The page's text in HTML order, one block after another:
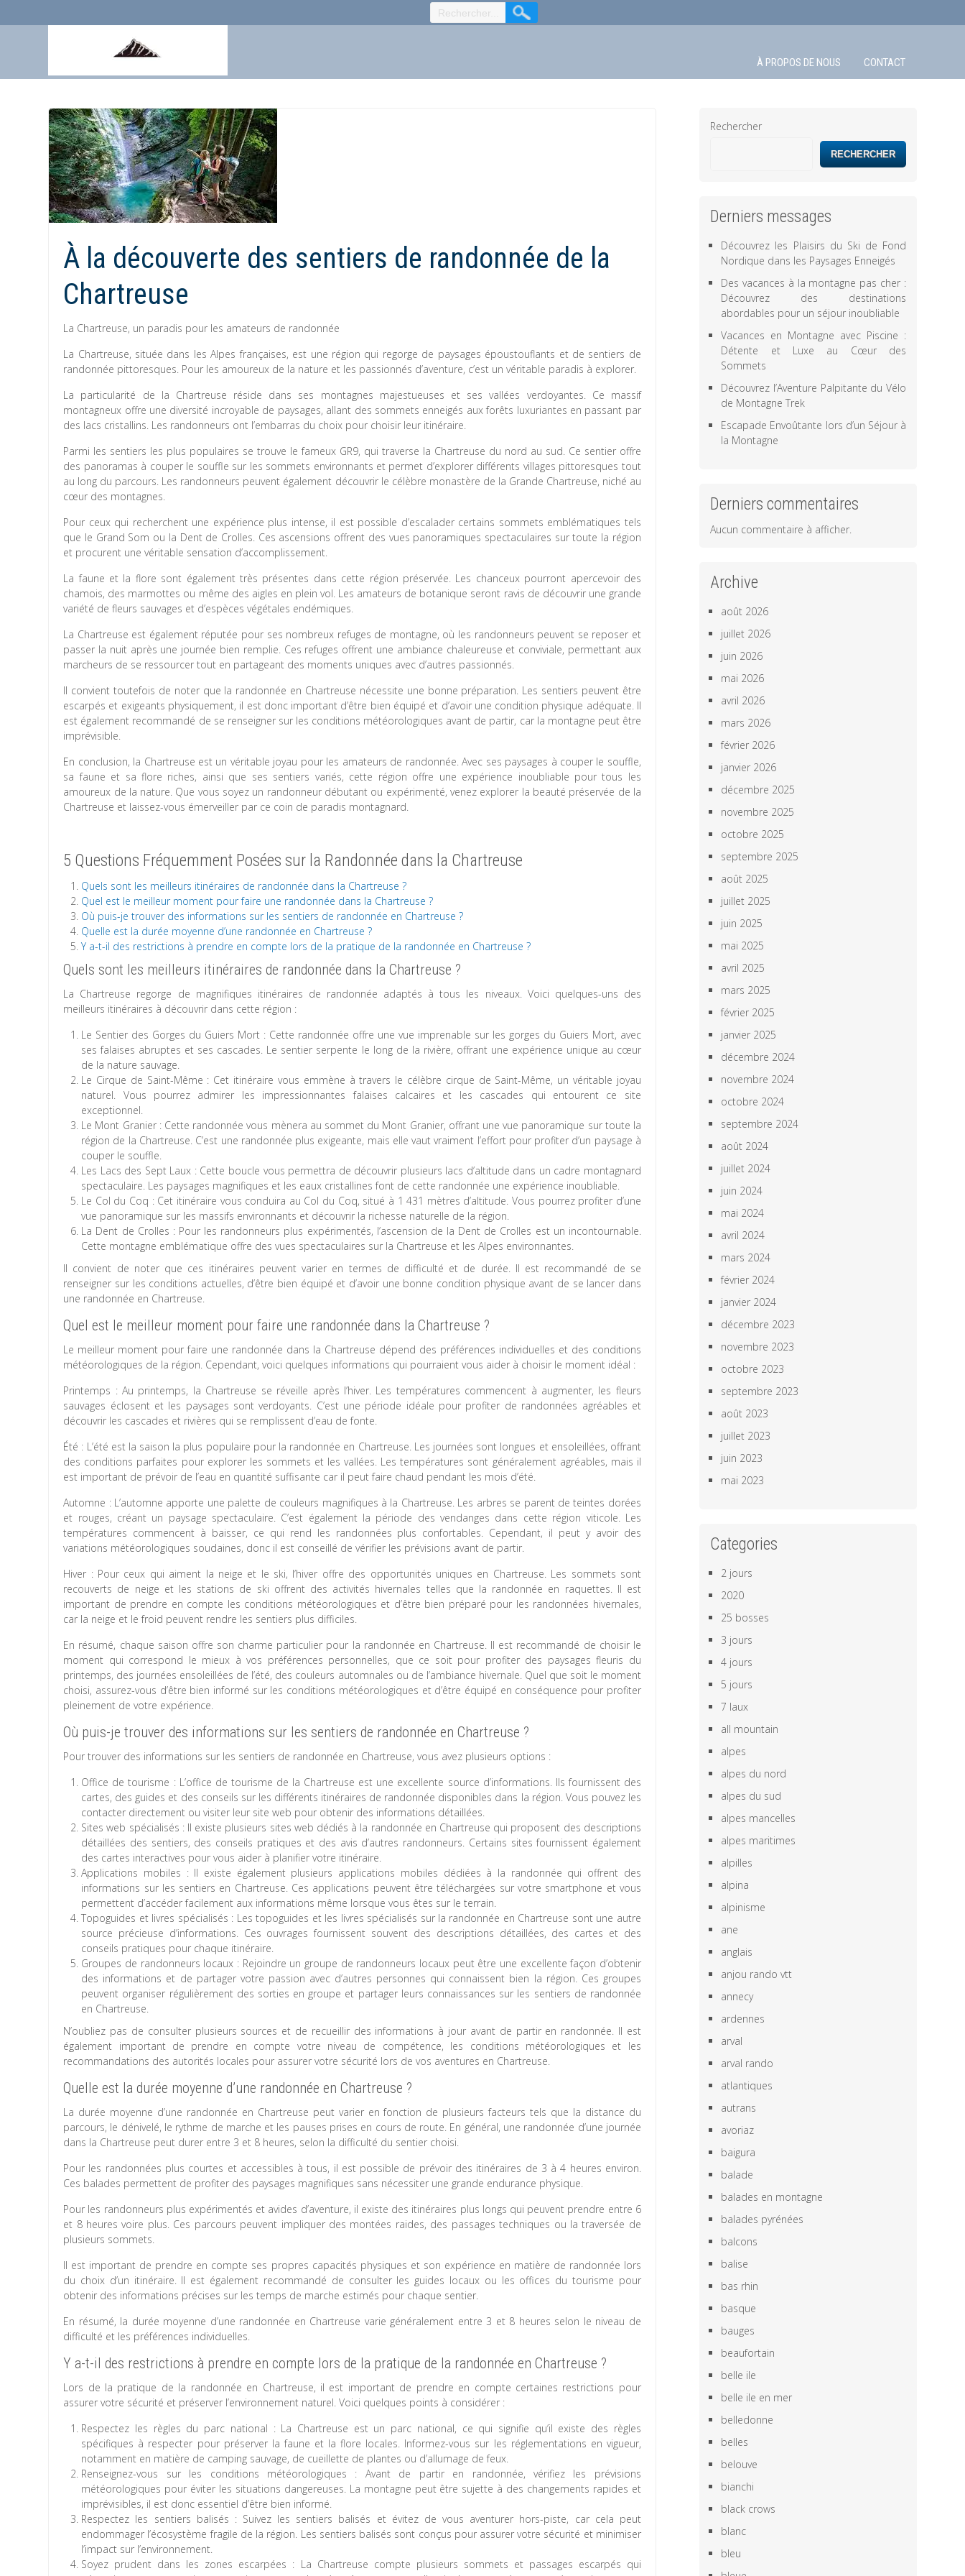
À PROPOS DE NOUS CONTACT
À la découverte des sentiers de randonnée de la
Chartreuse
La Chartreuse, un paradis pour les amateurs de randonnée
La Chartreuse, située dans les Alpes françaises, est une région qui regorge de paysages époustouflants et de sentiers de
randonnée pittoresques. Pour les amoureux de la nature et les passionnés d’aventure, c’est un véritable paradis à explorer.
La particularité de la Chartreuse réside dans ses montagnes majestueuses et ses vallées verdoyantes. Ce massif
montagneux offre une diversité incroyable de paysages, allant des sommets enneigés aux forêts luxuriantes en passant par
des lacs cristallins. Les randonneurs ont l’embarras du choix pour choisir leur itinéraire.
Parmi les sentiers les plus populaires se trouve le fameux GR9, qui traverse la Chartreuse du nord au sud. Ce sentier offre
des panoramas à couper le souffle sur les sommets environnants et permet d’explorer différents villages pittoresques tout
au long du parcours. Les randonneurs peuvent également découvrir le célèbre monastère de la Grande Chartreuse, niché au
cœur des montagnes.
Pour ceux qui recherchent une expérience plus intense, il est possible d’escalader certains sommets emblématiques tels
que le Grand Som ou la Dent de Crolles. Ces ascensions offrent des vues panoramiques spectaculaires sur toute la région
et procurent une véritable sensation d’accomplissement.
La faune et la flore sont également très présentes dans cette région préservée. Les chanceux pourront apercevoir des
chamois, des marmottes ou même des aigles en plein vol. Les amateurs de botanique seront ravis de découvrir une grande
variété de fleurs sauvages et d’espèces végétales endémiques.
La Chartreuse est également réputée pour ses nombreux refuges de montagne, où les randonneurs peuvent se reposer et
passer la nuit après une journée bien remplie. Ces refuges offrent une ambiance chaleureuse et conviviale, permettant aux
marcheurs de se ressourcer tout en partageant des moments uniques avec d’autres passionnés.
Il convient toutefois de noter que la randonnée en Chartreuse nécessite une bonne préparation. Les sentiers peuvent être
escarpés et exigeants physiquement, il est donc important d’être bien équipé et d’avoir une condition physique adéquate. Il
est également recommandé de se renseigner sur les conditions météorologiques avant de partir, car la montagne peut être
imprévisible.
En conclusion, la Chartreuse est un véritable joyau pour les amateurs de randonnée. Avec ses paysages à couper le souffle,
sa faune et sa flore riches, ainsi que ses sentiers variés, cette région offre une expérience inoubliable pour tous les
amoureux de la nature. Que vous soyez un randonneur débutant ou expérimenté, venez explorer la beauté préservée de la
Chartreuse et laissez-vous émerveiller par ce coin de paradis montagnard.
5 Questions Fréquemment Posées sur la Randonnée dans la Chartreuse
Quels sont les meilleurs itinéraires de randonnée dans la Chartreuse ?
Quel est le meilleur moment pour faire une randonnée dans la Chartreuse ?
Où puis-je trouver des informations sur les sentiers de randonnée en Chartreuse ?
Quelle est la durée moyenne d’une randonnée en Chartreuse ?
Y a-t-il des restrictions à prendre en compte lors de la pratique de la randonnée en Chartreuse ?
Quels sont les meilleurs itinéraires de randonnée dans la Chartreuse ?
La Chartreuse regorge de magnifiques itinéraires de randonnée adaptés à tous les niveaux. Voici quelques-uns des
meilleurs itinéraires à découvrir dans cette région :
Le Sentier des Gorges du Guiers Mort : Cette randonnée offre une vue imprenable sur les gorges du Guiers Mort, avec
ses falaises abruptes et ses cascades. Le sentier serpente le long de la rivière, offrant une expérience unique au cœur
de la nature sauvage.
Le Cirque de Saint-Même : Cet itinéraire vous emmène à travers le célèbre cirque de Saint-Même, un véritable joyau
naturel. Vous pourrez admirer les impressionnantes falaises calcaires et les cascades qui entourent ce site
exceptionnel.
Le Mont Granier : Cette randonnée vous mènera au sommet du Mont Granier, offrant une vue panoramique sur toute la
région de la Chartreuse. C’est une randonnée plus exigeante, mais elle vaut vraiment l’effort pour profiter d’un paysage à
couper le souffle.
Les Lacs des Sept Laux : Cette boucle vous permettra de découvrir plusieurs lacs d’altitude dans un cadre montagnard
spectaculaire. Les paysages magnifiques et les eaux cristallines font de cette randonnée une expérience inoubliable.
Le Col du Coq : Cet itinéraire vous conduira au Col du Coq, situé à 1 431 mètres d’altitude. Vous pourrez profiter d’une
vue panoramique sur les massifs environnants et découvrir la richesse naturelle de la région.
La Dent de Crolles : Pour les randonneurs plus expérimentés, l’ascension de la Dent de Crolles est un incontournable.
Cette montagne emblématique offre des vues spectaculaires sur la Chartreuse et les Alpes environnantes.
Il convient de noter que ces itinéraires peuvent varier en termes de difficulté et de durée. Il est recommandé de se
renseigner sur les conditions actuelles, d’être bien équipé et d’avoir une bonne condition physique avant de se lancer dans
une randonnée en Chartreuse.
Quel est le meilleur moment pour faire une randonnée dans la Chartreuse ?
Le meilleur moment pour faire une randonnée dans la Chartreuse dépend des préférences individuelles et des conditions
météorologiques de la région. Cependant, voici quelques informations qui pourraient vous aider à choisir le moment idéal :
Printemps : Au printemps, la Chartreuse se réveille après l’hiver. Les températures commencent à augmenter, les fleurs
sauvages éclosent et les paysages sont verdoyants. C’est une période idéale pour profiter de randonnées agréables et
découvrir les cascades et rivières qui se remplissent d’eau de fonte.
Été : L’été est la saison la plus populaire pour la randonnée en Chartreuse. Les journées sont longues et ensoleillées, offrant
des conditions parfaites pour explorer les sommets et les vallées. Les températures sont généralement agréables, mais il
est important de prévoir de l’eau en quantité suffisante car il peut faire chaud pendant les mois d’été.
Automne : L’automne apporte une palette de couleurs magnifiques à la Chartreuse. Les arbres se parent de teintes dorées
et rouges, créant un paysage spectaculaire. C’est également la période des vendanges dans cette région viticole. Les
températures commencent à baisser, ce qui rend les randonnées plus confortables. Cependant, il peut y avoir des
variations météorologiques soudaines, donc il est conseillé de vérifier les prévisions avant de partir.
Hiver : Pour ceux qui aiment la neige et le ski, l’hiver offre des opportunités uniques en Chartreuse. Les sommets sont
recouverts de neige et les stations de ski offrent des activités hivernales telles que la randonnée en raquettes. Il est
important de prendre en compte les conditions météorologiques et d’être bien préparé pour les randonnées hivernales,
car la neige et le froid peuvent rendre les sentiers plus difficiles.
En résumé, chaque saison offre son charme particulier pour la randonnée en Chartreuse. Il est recommandé de choisir le
moment qui correspond le mieux à vos préférences personnelles, que ce soit pour profiter des paysages fleuris du
printemps, des journées ensoleillées de l’été, des couleurs automnales ou de l’ambiance hivernale. Quel que soit le moment
choisi, assurez-vous d’être bien informé sur les conditions météorologiques et d’être équipé en conséquence pour profiter
pleinement de votre expérience.
Où puis-je trouver des informations sur les sentiers de randonnée en Chartreuse ?
Pour trouver des informations sur les sentiers de randonnée en Chartreuse, vous avez plusieurs options :
Office de tourisme : L’office de tourisme de la Chartreuse est une excellente source d’informations. Ils fournissent des
cartes, des guides et des conseils sur les différents itinéraires de randonnée disponibles dans la région. Vous pouvez les
contacter directement ou visiter leur site web pour obtenir des informations détaillées.
Sites web spécialisés : Il existe plusieurs sites web dédiés à la randonnée en Chartreuse qui proposent des descriptions
détaillées des sentiers, des conseils pratiques et des avis d’autres randonneurs. Certains sites fournissent également
des cartes interactives pour vous aider à planifier votre itinéraire.
Applications mobiles : Il existe également plusieurs applications mobiles dédiées à la randonnée qui offrent des
informations sur les sentiers en Chartreuse. Ces applications peuvent être téléchargées sur votre smartphone et vous
permettent d’accéder facilement aux informations même lorsque vous êtes sur le terrain.
Topoguides et livres spécialisés : Les topoguides et les livres spécialisés sur la randonnée en Chartreuse sont une autre
source précieuse d’informations. Ces ouvrages fournissent souvent des descriptions détaillées, des cartes et des
conseils pratiques pour chaque itinéraire.
Groupes de randonneurs locaux : Rejoindre un groupe de randonneurs locaux peut être une excellente façon d’obtenir
des informations et de partager votre passion avec d’autres personnes qui connaissent bien la région. Ces groupes
peuvent organiser régulièrement des sorties en groupe et partager leurs connaissances sur les sentiers de randonnée
en Chartreuse.
N’oubliez pas de consulter plusieurs sources et de recueillir des informations à jour avant de partir en randonnée. Il est
également important de prendre en compte votre niveau de compétence, les conditions météorologiques et les
recommandations des autorités locales pour assurer votre sécurité lors de vos aventures en Chartreuse.
Quelle est la durée moyenne d’une randonnée en Chartreuse ?
La durée moyenne d’une randonnée en Chartreuse peut varier en fonction de plusieurs facteurs tels que la distance du
parcours, le dénivelé, le rythme de marche et les pauses prises en cours de route. En général, une randonnée d’une journée
dans la Chartreuse peut durer entre 3 et 8 heures, selon la difficulté du sentier choisi.
Pour les randonnées plus courtes et accessibles à tous, il est possible de prévoir des itinéraires de 3 à 4 heures environ.
Ces balades permettent de profiter des paysages magnifiques sans nécessiter une grande endurance physique.
Pour les randonneurs plus expérimentés et avides d’aventure, il existe des itinéraires plus longs qui peuvent prendre entre 6
et 8 heures voire plus. Ces parcours peuvent impliquer des montées raides, des passages techniques ou la traversée de
plusieurs sommets.
Il est important de prendre en compte ses propres capacités physiques et son expérience en matière de randonnée lors
du choix d’un itinéraire. Il est également recommandé de consulter les guides locaux ou les offices du tourisme pour
obtenir des informations précises sur les temps de marche estimés pour chaque sentier.
En résumé, la durée moyenne d’une randonnée en Chartreuse varie généralement entre 3 et 8 heures selon le niveau de
difficulté et les préférences individuelles.
Y a-t-il des restrictions à prendre en compte lors de la pratique de la randonnée en Chartreuse ?
Lors de la pratique de la randonnée en Chartreuse, il est important de prendre en compte certaines restrictions pour
assurer votre sécurité et préserver l’environnement naturel. Voici quelques points à considérer :
Respectez les règles du parc national : La Chartreuse est un parc national, ce qui signifie qu’il existe des règles
spécifiques à respecter pour préserver la faune et la flore locales. Informez-vous sur les réglementations en vigueur,
notamment en matière de camping sauvage, de cueillette de plantes ou d’allumage de feux.
Renseignez-vous sur les conditions météorologiques : Avant de partir en randonnée, vérifiez les prévisions
météorologiques pour éviter les situations dangereuses. La montagne peut être sujette à des changements rapides et
imprévisibles, il est donc essentiel d’être bien informé.
Respectez les sentiers balisés : Suivez les sentiers balisés et évitez de vous aventurer hors-piste, car cela peut
endommager l’écosystème fragile de la région. Les sentiers balisés sont conçus pour assurer votre sécurité et minimiser
l’impact sur l’environnement.
Soyez prudent dans les zones escarpées : La Chartreuse compte plusieurs sommets et passages escarpés qui
Rechercher
RECHERCHER
Derniers messages
Découvrez les Plaisirs du Ski de Fond
Nordique dans les Paysages Enneigés
Des vacances à la montagne pas cher :
Découvrez des destinations
abordables pour un séjour inoubliable
Vacances en Montagne avec Piscine :
Détente et Luxe au Cœur des
Sommets
Découvrez l’Aventure Palpitante du Vélo
de Montagne Trek
Escapade Envoûtante lors d’un Séjour à
la Montagne
Derniers commentaires
Aucun commentaire à afficher.
Archive
août 2026
juillet 2026
juin 2026
mai 2026
avril 2026
mars 2026
février 2026
janvier 2026
décembre 2025
novembre 2025
octobre 2025
septembre 2025
août 2025
juillet 2025
juin 2025
mai 2025
avril 2025
mars 2025
février 2025
janvier 2025
décembre 2024
novembre 2024
octobre 2024
septembre 2024
août 2024
juillet 2024
juin 2024
mai 2024
avril 2024
mars 2024
février 2024
janvier 2024
décembre 2023
novembre 2023
octobre 2023
septembre 2023
août 2023
juillet 2023
juin 2023
mai 2023
Categories
2 jours
2020
25 bosses
3 jours
4 jours
5 jours
7 laux
all mountain
alpes
alpes du nord
alpes du sud
alpes mancelles
alpes maritimes
alpilles
alpina
alpinisme
ane
anglais
anjou rando vtt
annecy
ardennes
arval
arval rando
atlantiques
autrans
avoriaz
baigura
balade
balades en montagne
balades pyrénées
balcons
balise
bas rhin
basque
bauges
beaufortain
belle ile
belle ile en mer
belledonne
belles
belouve
bianchi
black crows
blanc
bleu